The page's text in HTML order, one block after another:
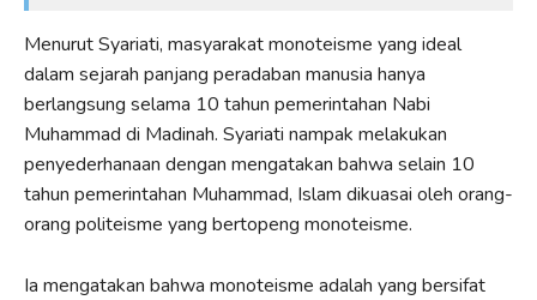
Menurut Syariati, masyarakat monoteisme yang ideal
dalam sejarah panjang peradaban manusia hanya
berlangsung selama 10 tahun pemerintahan Nabi
Muhammad di Madinah. Syariati nampak melakukan
penyederhanaan dengan mengatakan bahwa selain 10
tahun pemerintahan Muhammad, Islam dikuasai oleh orang-
orang politeisme yang bertopeng monoteisme.
Ia mengatakan bahwa monoteisme adalah yang bersifat